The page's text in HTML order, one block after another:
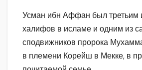
Усман ибн Аффан был третьим
халифов в исламе и одним из
сподвижников пророка
в племени Корейш в Мекке, в